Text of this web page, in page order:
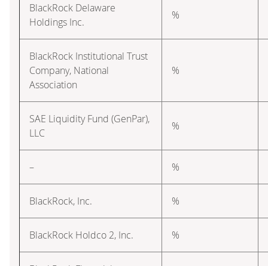
BlackRock Delaware
Holdings Inc.
%
BlackRock Institutional Trust
Company, National
Association
%
SAE Liquidity Fund (GenPar),
LLC
%
– %
BlackRock, Inc. %
BlackRock Holdco 2, Inc. %